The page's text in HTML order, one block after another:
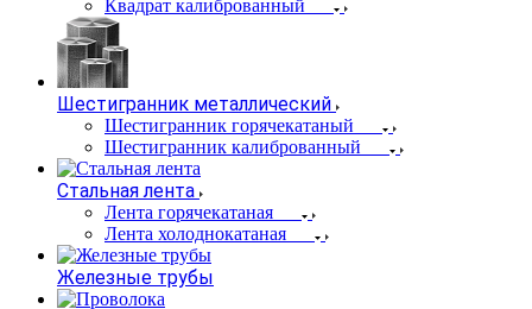
Квадрат калиброванный
Шестигранник металлический
Шестигранник горячекатаный
Шестигранник калиброванный
Стальная лента
Лента горячекатаная
Лента холоднокатаная
Железные трубы